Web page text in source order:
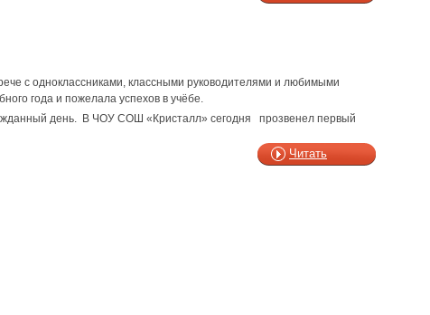
с одноклассниками, классными руководителями и любимыми
года и пожелала успехов в учёбе.
день. В ЧОУ СОШ «Кристалл» сегодня прозвенел первый
Читать